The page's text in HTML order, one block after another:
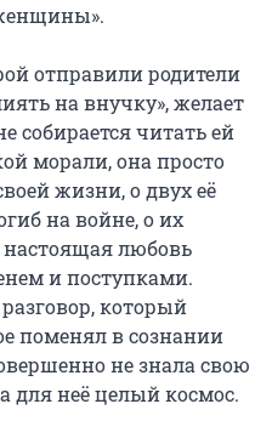
отправили родители
на внучку», желает
собирается читать ей
морали, она просто
жизни, о двух её
на войне, о их
настоящая любовь
и поступками.
который
поменял в сознании
не знала свою
для неё целый космос.